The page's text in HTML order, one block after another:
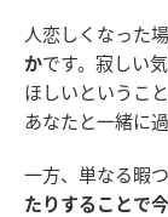
人恋しくなった
かです。寂しい
ほしいというこ
あなたと一緒に
一方、単なる暇
たりすることで